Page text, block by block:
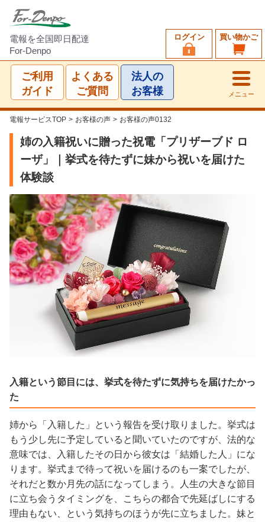
電報を全国即日配達
For-Denpo
買い物かご
ログイン
ご利用
ガイド
よくある
ご質問
法人の
お客様
メニュー
電報サービスTOP > お客様の声 > お客様の声0132
姉の入籍祝いに贈った祝電「プリザーブド ロ
ーザ」｜挙式を待たずに妹から祝いを届けた
体験談
入籍という節目には、挙式を待たずに気持ちを届けたかっ
た
姉から「入籍した」という報告を受け取りました。挙式は
もう少し先に予定していると聞いていたのですが、法的な
意味では、入籍したその日から彼女は「結婚した人」にな
ります。挙式まで待って祝いを届けるのも一案でしたが、
それだと数か月先の話になってしまう。人生の大きな節目
に立ち会うタイミングを、こちらの都合で先延ばしにする
理由もない、という気持ちのほうが先に立ちました。妹と